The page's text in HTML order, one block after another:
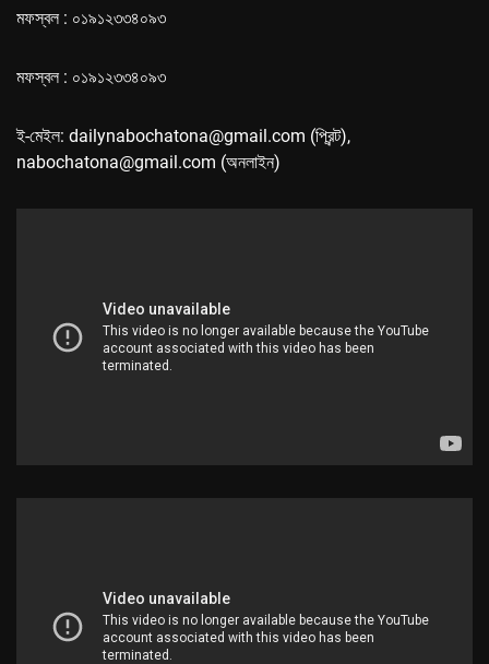
মফস্বল : ০১৯১২৩৩৪০৯৩
মফস্বল : ০১৯১২৩৩৪০৯৩
ই-মেইল: dailynabochatona@gmail.com (প্রিন্ট),
nabochatona@gmail.com (অনলাইন)